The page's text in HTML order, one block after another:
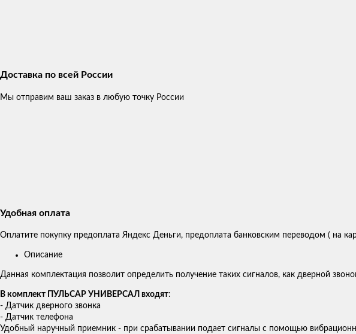
Доставка по всей России
Мы отправим ваш заказ в любую точку России
Удобная оплата
Оплатите покупку предоплата Яндекс Деньги, предоплата банковским переводом ( на
Описание
Данная комплектация позволит определить получение таких сигналов, как дверной
В комплект ПУЛЬСАР УНИВЕРСАЛ входят:
- Датчик дверного звонка
- Датчик телефона
Удобный наручный приемник - при срабатывании подает сигналы с помощью